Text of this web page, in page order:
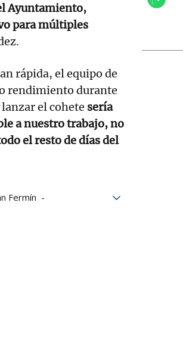
Ayuntamiento,
para múltiples
rápida, el equipo de
rendimiento durante
el cohete sería
a nuestro trabajo, no
el resto de días del
Fermín